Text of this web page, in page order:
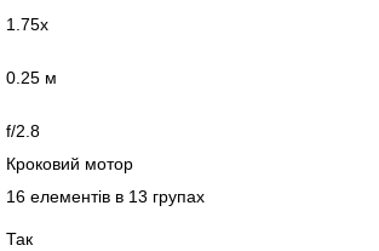
1.75x
0.25 м
f/2.8
Кроковий мотор
16 елементів в 13 групах
Так